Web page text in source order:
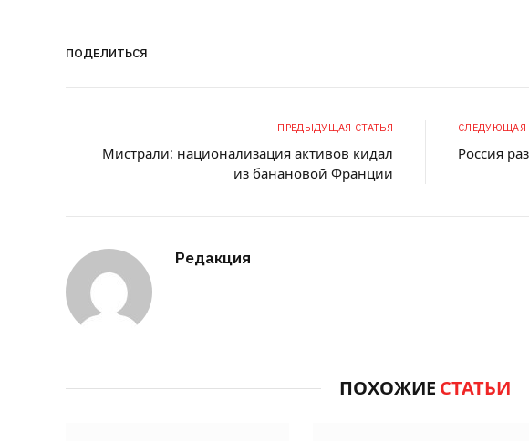
ПОДЕЛИТЬСЯ
ПРЕДЫДУЩАЯ СТАТЬЯ
Мистрали: национализация активов кидал
из банановой Франции
СЛЕДУЮЩАЯ
Россия
Редакция
ПОХОЖИЕ СТАТЬИ